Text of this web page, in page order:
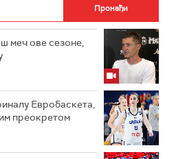
меч ове сезоне,
Евробаскета,
преокретом